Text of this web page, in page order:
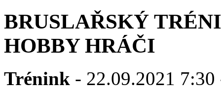
BRUSLAŘSKÝ
HOBBY HRÁČI
Trénink - 22.09.2021 7:30